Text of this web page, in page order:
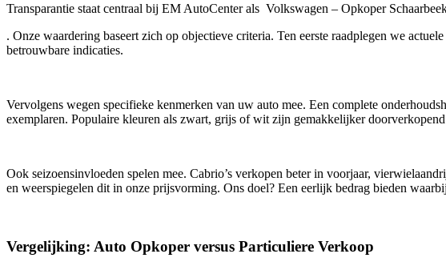
Transparantie staat centraal bij EM AutoCenter als Volkswagen – Opkoper
. Onze waardering baseert zich op objectieve criteria. Ten eerste raadplegen we
betrouwbare indicaties.
Vervolgens wegen specifieke kenmerken van uw auto mee. Een complete
exemplaren. Populaire kleuren als zwart, grijs of wit zijn gemakkelijker
Ook seizoensinvloeden spelen mee. Cabrio’s verkopen beter in voorjaar,
en weerspiegelen dit in onze prijsvorming. Ons doel? Een eerlijk bedrag bieden
Vergelijking: Auto Opkoper versus Particuliere Verkoop